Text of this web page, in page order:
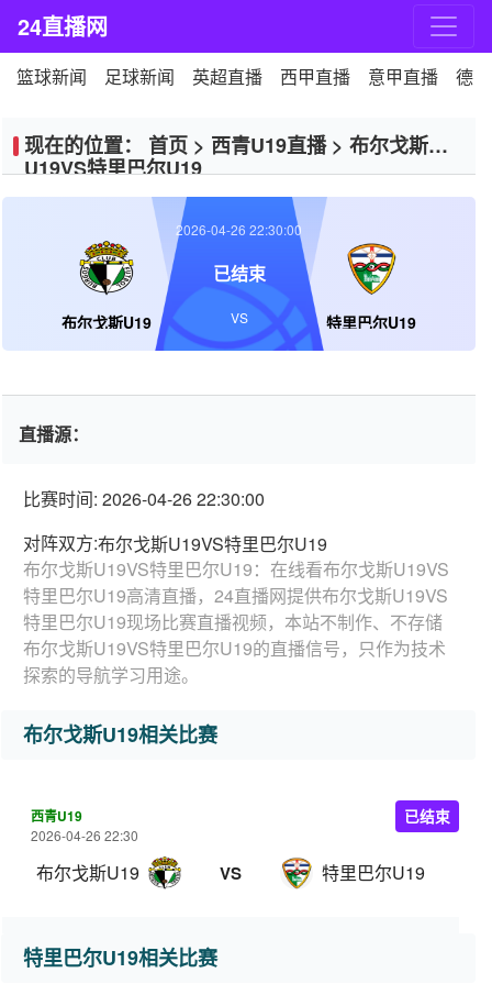
24直播网
篮球新闻 足球新闻 英超直播 西甲直播 意甲直播 德
现在的位置： 首页 > 西青U19直播> 布尔戈斯
U19VS特里巴尔U19
布尔戈斯U19 特里巴尔U19
2026-04-26 22:30:00
已结束
VS
直播源：
比赛时间: 2026-04-26 22:30:00
对阵双方:布尔戈斯U19VS特里巴尔U19
布尔戈斯U19VS特里巴尔U19：在线看布尔戈斯U19VS
特里巴尔U19高清直播，24直播网提供布尔戈斯U19VS
特里巴尔U19现场比赛直播视频，本站不制作、不存储
布尔戈斯U19VS特里巴尔U19的直播信号，只作为技术
探索的导航学习用途。
布尔戈斯U19相关比赛
西青U19
2026-04-26 22:30
布尔戈斯U19 VS 特里巴尔U19
已结束
特里巴尔U19相关比赛